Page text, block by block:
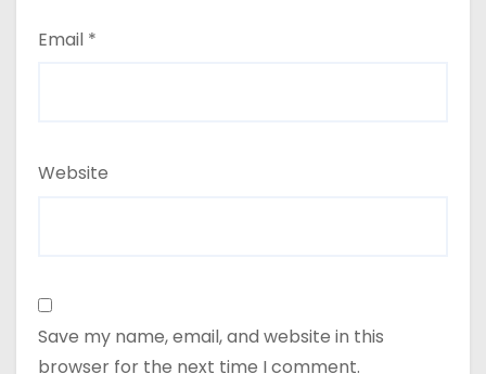
Email *
Website
Save my name, email, and website in this
browser for the next time I comment.